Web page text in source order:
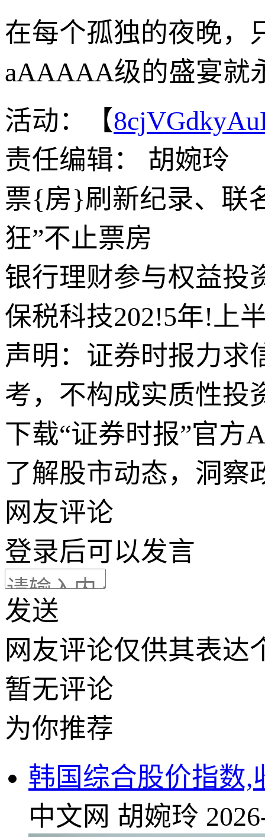
在每个孤独的夜晚，
aAAAAA级的盛宴就
活动：【
责任编辑： 胡婉玲
票{房}刷新纪录、联
狂”不止票房
银行理财参与权益投
保税科技202!5年!上
声明：证券时报力求
考，不构成实质性投
下载“证券时报”官方
了解股市动态，洞察
网友评论
登录后可以发言
发送
网友评论仅供其表达
暂无评论
为你推荐
韩国综合股价指数,
中文网 胡婉玲